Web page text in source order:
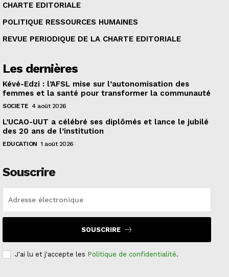
CHARTE EDITORIALE
POLITIQUE RESSOURCES HUMAINES
REVUE PERIODIQUE DE LA CHARTE EDITORIALE
Les dernières
Kévé-Edzi : l’AFSL mise sur l’autonomisation des
femmes et la santé pour transformer la communauté
SOCIETE 4 août 2026
L’UCAO-UUT a célébré ses diplômés et lance le jubilé
des 20 ans de l’institution
EDUCATION 1 août 2026
Souscrire
SOUSCRIRE
J'ai lu et j'accepte les Politique de confidentialité.